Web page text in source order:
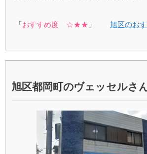
「おすすめ度 ☆★★ 」 旭区のお
旭区都岡町のヴェッセルさ